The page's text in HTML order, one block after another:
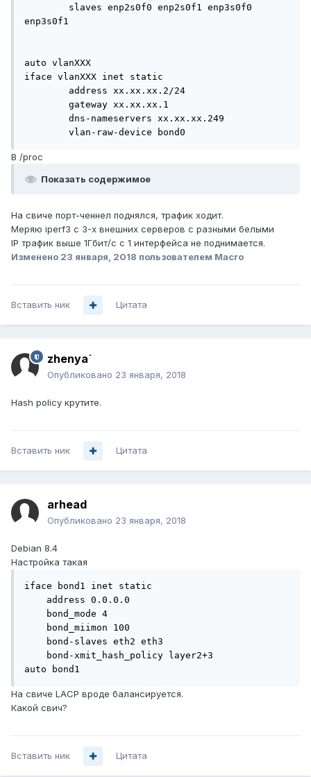
slaves enp2s0f0 enp2s0f1 enp3s0f0
enp3s0f1
auto vlanXXX
iface vlanXXX inet static
address xx.xx.xx.2/24
gateway xx.xx.xx.1
dns-nameservers xx.xx.xx.249
vlan-raw-device bond0
В /proc
Показать содержимое
На свиче порт-ченнел поднялся, трафик ходит.
Меряю iperf3 с 3-х внешних серверов с разными белыми
IP трафик выше 1Гбит/с с 1 интерфейса не поднимается.
Изменено 23 января, 2018 пользователем Macro
Вставить ник Цитата
zhenya`
Опубликовано 23 января, 2018
Hash policy крутите.
Вставить ник Цитата
arhead
Опубликовано 23 января, 2018
Debian 8.4
Настройка такая
iface bond1 inet static
address 0.0.0.0
bond_mode 4
bond_miimon 100
bond-slaves eth2 eth3
bond-xmit_hash_policy layer2+3
auto bond1
На свиче LACP вроде балансируется.
Какой свич?
Вставить ник Цитата